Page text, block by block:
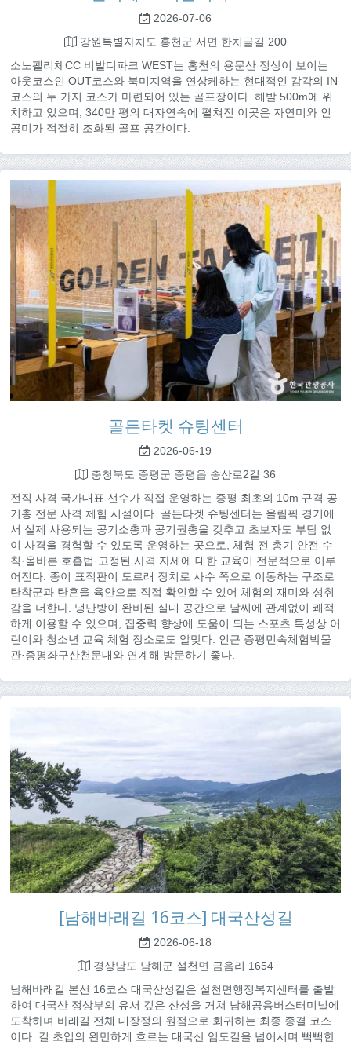
2026-07-06
강원특별자치도 홍천군 서면 한치골길 200
소노펠리체CC 비발디파크 WEST는 홍천의 용문산 정상이 보이는
아웃코스인 OUT코스와 북미지역을 연상케하는 현대적인 감각의 IN
코스의 두 가지 코스가 마련되어 있는 골프장이다. 해발 500m에 위
치하고 있으며, 340만 평의 대자연속에 펼쳐진 이곳은 자연미와 인
공미가 적절히 조화된 골프 공간이다.
골든타켓 슈팅센터
2026-06-19
충청북도 증평군 증평읍 송산로2길 36
전직 사격 국가대표 선수가 직접 운영하는 증평 최초의 10m 규격 공
기총 전문 사격 체험 시설이다. 골든타겟 슈팅센터는 올림픽 경기에
서 실제 사용되는 공기소총과 공기권총을 갖추고 초보자도 부담 없
이 사격을 경험할 수 있도록 운영하는 곳으로, 체험 전 총기 안전 수
칙·올바른 호흡법·고정된 사격 자세에 대한 교육이 전문적으로 이루
어진다. 종이 표적판이 도르래 장치로 사수 쪽으로 이동하는 구조로
탄착군과 탄흔을 육안으로 직접 확인할 수 있어 체험의 재미와 성취
감을 더한다. 냉난방이 완비된 실내 공간으로 날씨에 관계없이 쾌적
하게 이용할 수 있으며, 집중력 향상에 도움이 되는 스포츠 특성상 어
린이와 청소년 교육 체험 장소로도 알맞다. 인근 증평민속체험박물
관·증평좌구산천문대와 연계해 방문하기 좋다.
[남해바래길 16코스] 대국산성길
2026-06-18
경상남도 남해군 설천면 금음리 1654
남해바래길 본선 16코스 대국산성길은 설천면행정복지센터를 출발
하여 대국산 정상부의 유서 깊은 산성을 거쳐 남해공용버스터미널에
도착하며 바래길 전체 대장정의 원점으로 회귀하는 최종 종결 코스
이다. 길 초입의 완만하게 흐르는 대국산 임도길을 넘어서며 빽빽한